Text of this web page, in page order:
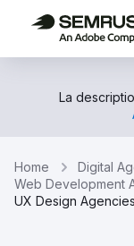
La
Home Digital
Web Development
UX Design